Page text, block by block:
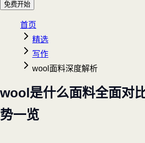
免费开始
首页
精选
写作
wool面料深度解析
wool是什么面料全面对
势一览